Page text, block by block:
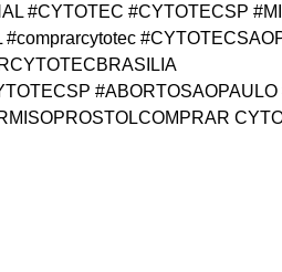
#CYTOTEC #CYTOTECSP
#ABORTOSAOPAULO